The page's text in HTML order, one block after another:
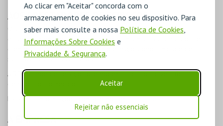
Ao clicar em "Aceitar" concorda com o
armazenamento de cookies no seu dispositivo. Para
saber mais consulte a nossa Política de Cookies,
Informações Sobre Cookies e
Privacidade & Segurança.
Aceitar
Rejeitar não essenciais
AOS PRESTADORES DE SERVIÇOS
O aumento do âmbito dos serviços prestados por qualquer
estabelecimento é reconhecido como uma mais-valia para os seus
clientes que encontram no mesmo espaço a oportunidade de
satisfazer várias necessidades.
A
BOLdispõe de serviços que podem ajudá-lo a diversificar a gama
Para mais informações, contacte-nos eminfo@bol.pt.
A EMPRESA